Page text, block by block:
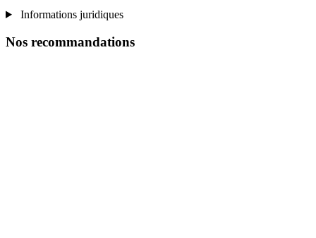
Informations juridiques
Nos recommandations